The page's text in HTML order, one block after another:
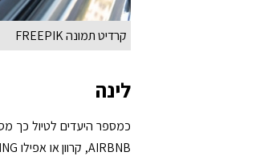
קרדיט תמונה FREEPIK
לינה
כמספר היעדים לטיול כך